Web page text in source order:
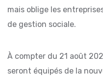
mais oblige les
de gestion sociale.
À compter du 21 août
seront équipés de la